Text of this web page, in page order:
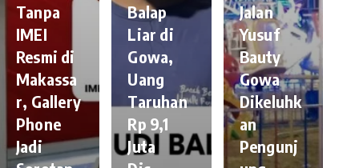
Tanpa
IMEI
Resmi di
Makassa
r, Gallery
Phone
Jadi
Balap
Liar di
Gowa,
Uang
Taruhan
Rp 9,1
Juta
Jalan
Yusuf
Bauty
Gowa
Dikeluhk
an
Pengunj